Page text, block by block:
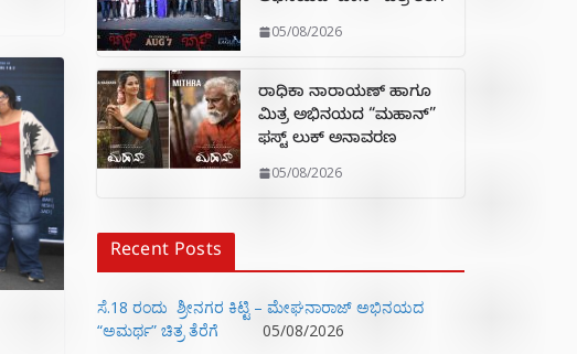
05/08/2026
ರಾಧಿಕಾ ನಾರಾಯಣ್ ಹಾಗೂ
ಮಿತ್ರ ಅಭಿನಯದ “ಮಹಾನ್”
ಫಸ್ಟ್ ಲುಕ್ ಅನಾವರಣ
05/08/2026
Recent Posts
ಸೆ.18 ರಂದು ಶ್ರೀನಗರ ಕಿಟ್ಟಿ – ಮೇಘನಾರಾಜ್ ಅಭಿನಯದ
“ಅಮರ್ಥ” ಚಿತ್ರ ತೆರೆಗೆ
05/08/2026